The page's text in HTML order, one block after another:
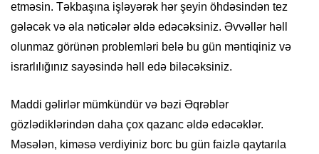
etməsin. Təkbaşına işləyərək hər şeyin öhdəsindən tez
gələcək və əla nəticələr əldə edəcəksiniz. Əvvəllər həll
olunmaz görünən problemləri belə bu gün məntiqiniz və
israrlılığınız sayəsində həll edə biləcəksiniz.
Maddi gəlirlər mümkündür və bəzi Əqrəblər
gözlədiklərindən daha çox qazanc əldə edəcəklər.
Məsələn, kiməsə verdiyiniz borc bu gün faizlə qaytarıla